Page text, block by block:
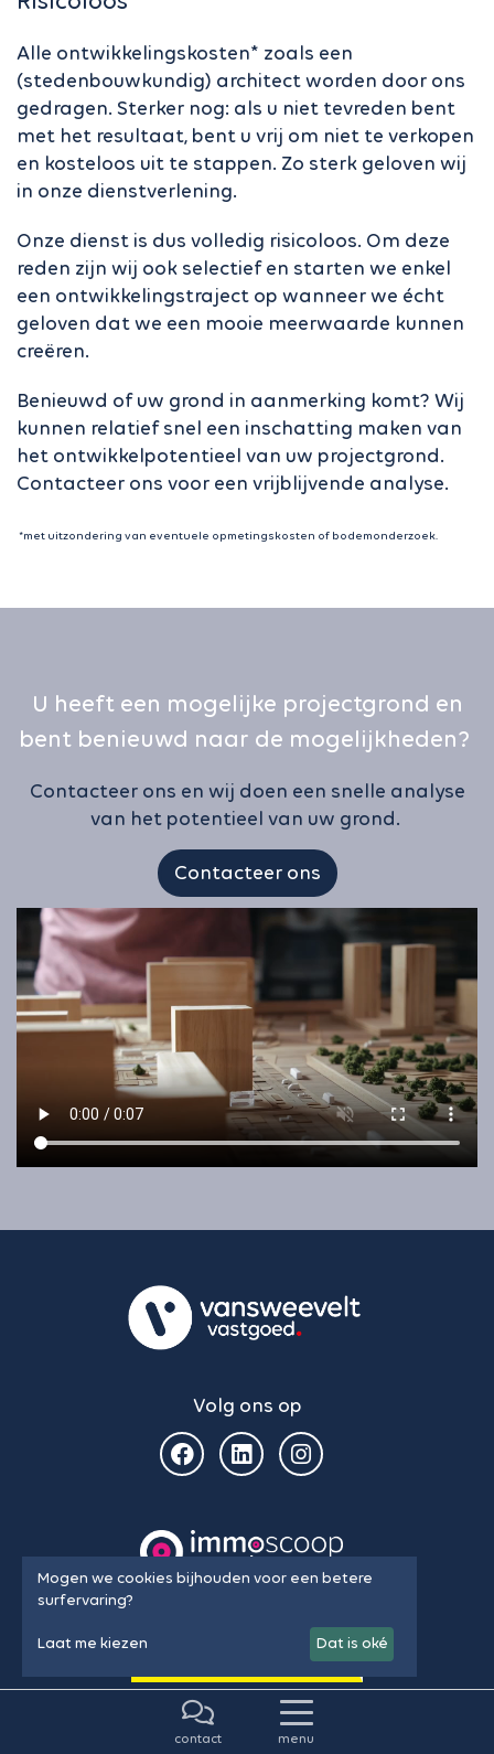
contact menu
Alle ontwikkelingskosten* zoals een
(stedenbouwkundig) architect worden door ons
gedragen. Sterker nog: als u niet tevreden bent
met het resultaat, bent u vrij om niet te verkopen
en kosteloos uit te stappen. Zo sterk geloven wij
in onze dienstverlening.
Onze dienst is dus volledig risicoloos. Om deze
reden zijn wij ook selectief en starten we enkel
een ontwikkelingstraject op wanneer we écht
geloven dat we een mooie meerwaarde kunnen
creëren.
Benieuwd of uw grond in aanmerking komt? Wij
kunnen relatief snel een inschatting maken van
het ontwikkelpotentieel van uw projectgrond.
Contacteer ons voor een vrijblijvende analyse.
*met uitzondering van eventuele opmetingskosten of bodemonderzoek.
U heeft een mogelijke projectgrond en
bent benieuwd naar de mogelijkheden?
Contacteer ons en wij doen een snelle analyse
van het potentieel van uw grond.
Contacteer ons
Volg ons op
Mogen we cookies bijhouden voor een betere
surfervaring?
Laat me kiezen Dat is oké